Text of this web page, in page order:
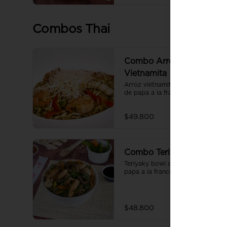
Combos Thai
Combo Arroz
Vietnamita
Arroz vietnamita acompañado
de papa a la francesa y gaseosa.
$49.800
Combo Teriyaki Bowl
Teriyaky bowl acompañado de
papa a la francesa, y gaseosa.
$48.800